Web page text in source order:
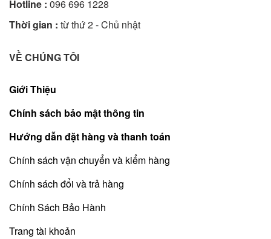
Hotline : 096 696 1228
Thời gian : từ thứ 2 - Chủ nhật
VỀ CHÚNG TÔI
Giới Thiệu
Chính sách bảo mật thông tin
Hướng dẫn đặt hàng và thanh toán
Chính sách vận chuyển và kiểm hàng
Chính sách đổi và trả hàng
Chính Sách Bảo Hành
Trang tài khoản